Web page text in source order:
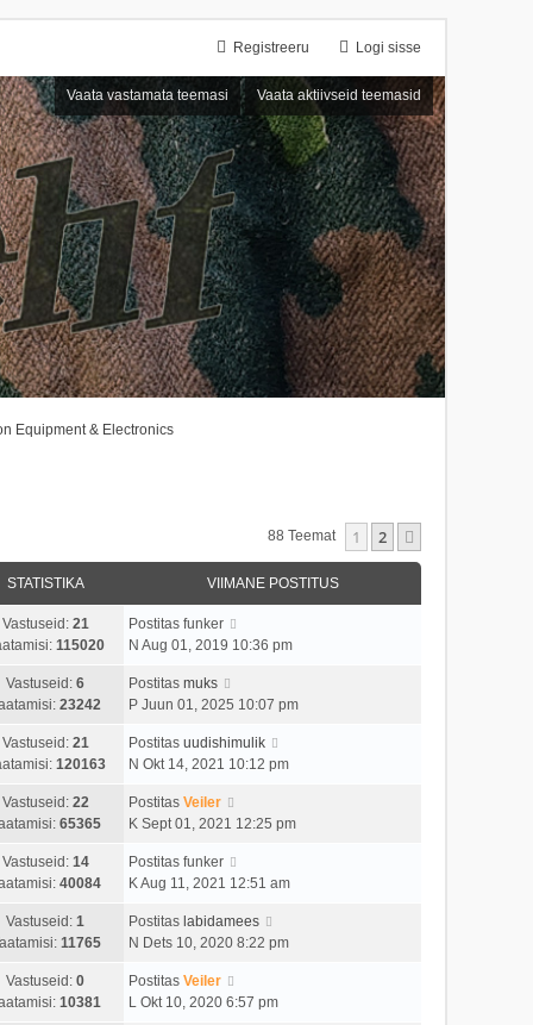
Logi sisse
Registreeru
Vaata vastamata teemasi Vaata aktiivseid teemasid
Equipment & Electronics
88 Teemat 1 2
STATISTIKA VIIMANE POSTITUS
Vastuseid: 21
115020
Postitas funker
N Aug 01, 2019 10:36 pm
Vastuseid: 6
23242
Postitas muks
P Juun 01, 2025 10:07 pm
Vastuseid: 21
120163
Postitas uudishimulik
N Okt 14, 2021 10:12 pm
Vastuseid: 22
65365
Postitas Veiler
K Sept 01, 2021 12:25 pm
Vastuseid: 14
40084
Postitas funker
K Aug 11, 2021 12:51 am
Vastuseid: 1
11765
Postitas labidamees
N Dets 10, 2020 8:22 pm
Vastuseid: 0
10381
Postitas Veiler
L Okt 10, 2020 6:57 pm